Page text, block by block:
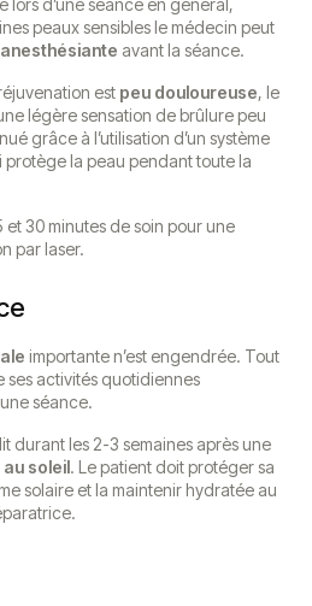
lors d’une séance en général,
peaux sensibles le médecin peut
avant la séance.
est peu douloureuse, le
légère sensation de brûlure peu
grâce à l’utilisation d’un système
la peau pendant toute la
et 30 minutes de soin pour une
par laser.
importante n’est engendrée. Tout
activités quotidiennes
séance.
durant les 2-3 semaines après une
au soleil. Le patient doit protéger sa
solaire et la maintenir hydratée au